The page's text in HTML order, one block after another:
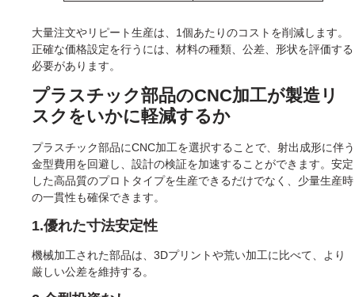
大量注文やリピート生産は、1個あたりのコストを削減します。
正確な価格設定を行うには、材料の種類、公差、形状を評価する
必要があります。
プラスチック部品のCNC加工が製造リ
スクをいかに軽減するか
プラスチック部品にCNC加工を選択することで、射出成形に伴う
金型費用を回避し、設計の検証を加速することができます。安定
した高品質のプロトタイプを生産できるだけでなく、少量生産時
の一貫性も確保できます。
1.優れた寸法安定性
機械加工された部品は、3Dプリントや荒い加工に比べて、より
厳しい公差を維持する。